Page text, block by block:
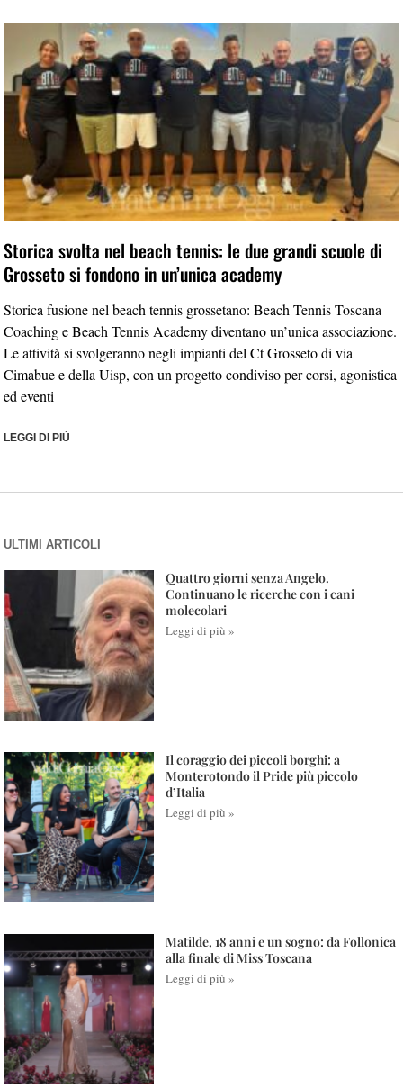
Storica svolta nel beach tennis: le due grandi scuole di
Grosseto si fondono in un’unica academy
Storica fusione nel beach tennis grossetano: Beach Tennis Toscana
Coaching e Beach Tennis Academy diventano un’unica associazione.
Le attività si svolgeranno negli impianti del Ct Grosseto di via
Cimabue e della Uisp, con un progetto condiviso per corsi, agonistica
ed eventi
LEGGI DI PIÙ
ULTIMI ARTICOLI
Quattro giorni senza Angelo.
Continuano le ricerche con i cani
molecolari
Leggi di più »
Il coraggio dei piccoli borghi: a
Monterotondo il Pride più piccolo
d’Italia
Leggi di più »
Matilde, 18 anni e un sogno: da Follonica
alla finale di Miss Toscana
Leggi di più »